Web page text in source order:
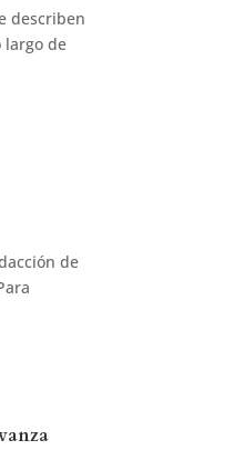
describen
largo de
de